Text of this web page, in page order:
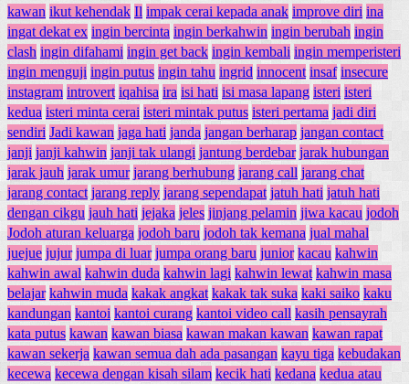
kawan ikut kehendak Il impak cerai kepada anak improve diri ina
ingat dekat ex ingin bercinta ingin berkahwin ingin berubah ingin
clash ingin difahami ingin get back ingin kembali ingin memperisteri
ingin menguji ingin putus ingin tahu ingrid innocent insaf insecure
instagram introvert iqahisa ira isi hati isi masa lapang isteri isteri
kedua isteri minta cerai isteri mintak putus isteri pertama jadi diri
sendiri Jadi kawan jaga hati janda jangan berharap jangan contact
janji janji kahwin janji tak ulangi jantung berdebar jarak hubungan
jarak jauh jarak umur jarang berhubung jarang call jarang chat
jarang contact jarang reply jarang sependapat jatuh hati jatuh hati
dengan cikgu jauh hati jejaka jeles jinjang pelamin jiwa kacau jodoh
Jodoh aturan keluarga jodoh baru jodoh tak kemana jual mahal
juejue jujur jumpa di luar jumpa orang baru junior kacau kahwin
kahwin awal kahwin duda kahwin lagi kahwin lewat kahwin masa
belajar kahwin muda kakak angkat kakak tak suka kaki saiko kaku
kandungan kantoi kantoi curang kantoi video call kasih pensayrah
kata putus kawan kawan biasa kawan makan kawan kawan rapat
kawan sekerja kawan semua dah ada pasangan kayu tiga kebudakan
kecewa kecewa dengan kisah silam kecik hati kedana kedua atau